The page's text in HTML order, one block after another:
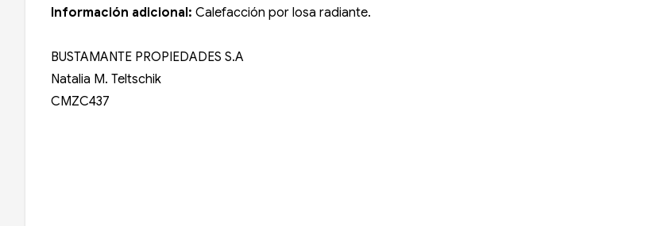
Información adicional: Calefacción por losa radiante.
BUSTAMANTE PROPIEDADES S.A
Natalia M. Teltschik
CMZC437